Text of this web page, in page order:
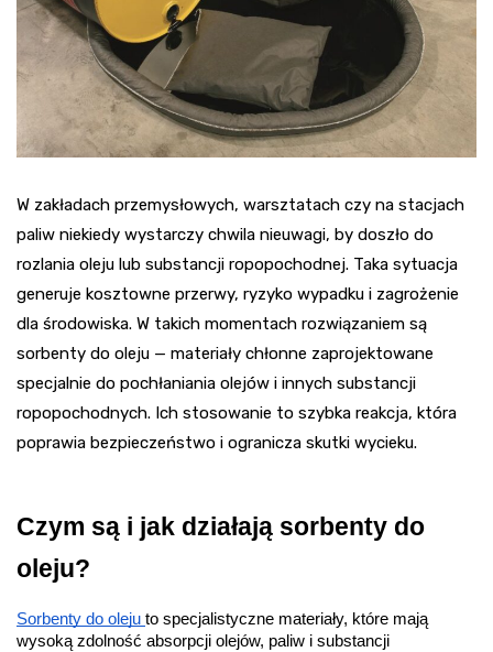
W zakładach przemysłowych, warsztatach czy na stacjach
paliw niekiedy wystarczy chwila nieuwagi, by doszło do
rozlania oleju lub substancji ropopochodnej. Taka sytuacja
generuje kosztowne przerwy, ryzyko wypadku i zagrożenie
dla środowiska. W takich momentach rozwiązaniem są
sorbenty do oleju — materiały chłonne zaprojektowane
specjalnie do pochłaniania olejów i innych substancji
ropopochodnych. Ich stosowanie to szybka reakcja, która
poprawia bezpieczeństwo i ogranicza skutki wycieku.
Czym są i jak działają sorbenty do
oleju?
Sorbenty do oleju to specjalistyczne materiały, które mają
wysoką zdolność absorpcji olejów, paliw i substancji